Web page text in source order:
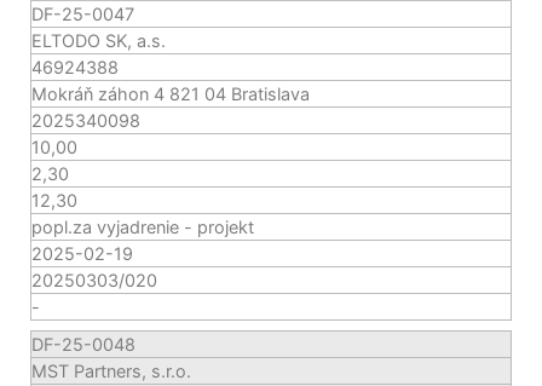
DF-25-0047
ELTODO SK, a.s.
46924388
Mokráň záhon 4 821 04 Bratislava
2025340098
10,00
2,30
12,30
popl.za vyjadrenie - projekt
2025-02-19
20250303/020
-
DF-25-0048
MST Partners, s.r.o.